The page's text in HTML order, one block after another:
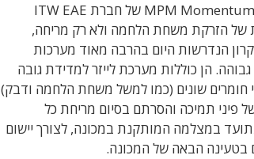
מערכות המריחה מסוג MPM Momentum II של חברת ITW EAE
של הזרקת משחת הלחמה ולא רק מריחה,
דיוק של עד 20 מיקרון הנדרשות היום בהרבה מאוד מערכות
הן כוללות מערכת לייזר למדידת גובה
שונים (כמו למשל משחת הלחמה ודבק)
פיני תמיכה והסרתם בסיום מריחת כל
במצלמה המותקנת במכונה, לצורך יישום
בטעינה הבאה של המכונה.